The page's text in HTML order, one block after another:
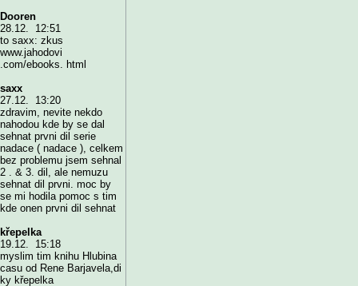
Dooren
28.12. 12:51
to saxx: zkus
www.jahodovi
.com/ebooks. html
saxx
27.12. 13:20
zdravim, nevite nekdo
nahodou kde by se dal
sehnat prvni dil serie
nadace ( nadace ), celkem
bez problemu jsem sehnal
2 . & 3. dil, ale nemuzu
sehnat dil prvni. moc by
se mi hodila pomoc s tim
kde onen prvni dil sehnat
křepelka
19.12. 15:18
myslim tim knihu Hlubina
casu od Rene Barjavela,di
ky křepelka